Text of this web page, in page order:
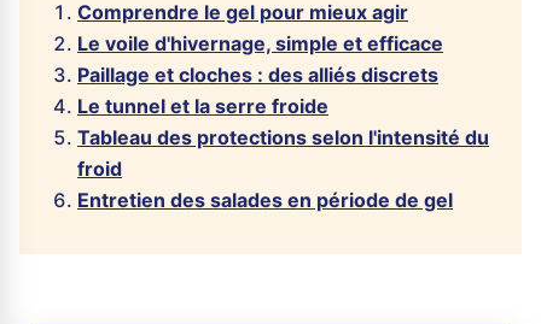
Comprendre le gel pour mieux agir
Le voile d'hivernage, simple et efficace
Paillage et cloches : des alliés discrets
Le tunnel et la serre froide
Tableau des protections selon l'intensité du
froid
Entretien des salades en période de gel